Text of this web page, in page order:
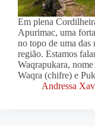
Em plena
Apurimac, uma
no topo de uma das
região. Estamos
Waqrapukara,
Waqra (chifre) e
Andressa